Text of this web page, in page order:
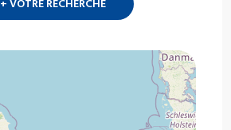
+ VOTRE RECHERCHE